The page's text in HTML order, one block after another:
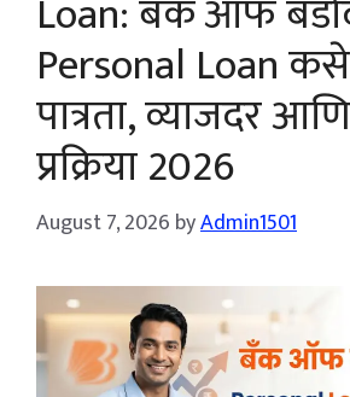
Loan: बँक ऑफ
Personal Loan
पात्रता, व्याजदर
प्रक्रिया 2026
August 7, 2026 byAdmin1501